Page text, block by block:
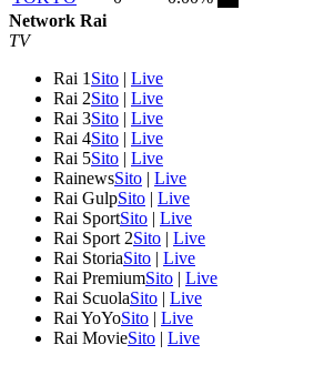
Network Rai
TV
Rai 1 Sito | Live
Rai 2Sito | Live
Rai 3Sito | Live
Rai 4Sito | Live
Rai 5Sito | Live
RainewsSito | Live
Rai GulpSito | Live
Rai SportSito | Live
Rai Sport 2Sito | Live
Rai StoriaSito | Live
Rai PremiumSito | Live
Rai ScuolaSito | Live
Rai YoYoSito | Live
Rai MovieSito | Live